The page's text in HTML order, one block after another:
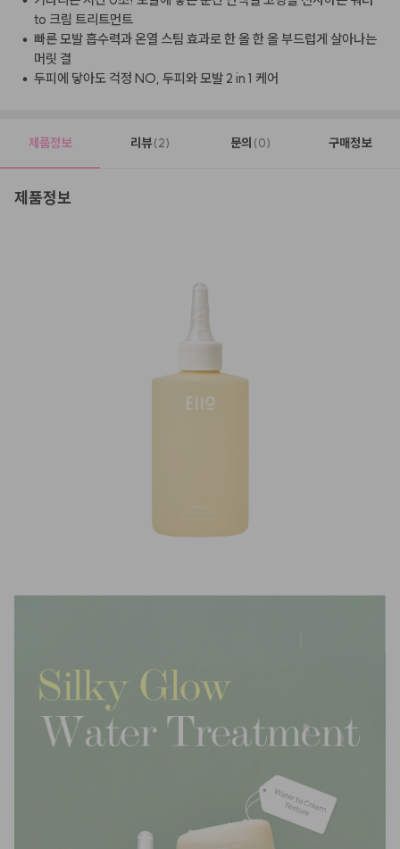
to 크림 트리트먼트
• 빠른 모발 흡수력과 온열 스팀 효과로 한 올 한 올 부드럽게 살아나는
머릿 결
• 두피에 닿아도 걱정 NO, 두피와 모발 2 in 1 케어
제품정보 리뷰(2) 문의 (0) 구매정보
제품정보